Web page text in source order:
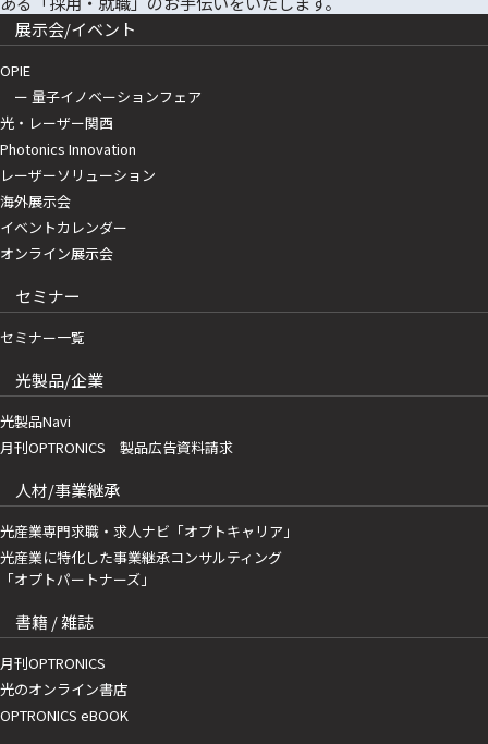
展示会/イベント
OPIE
ー 量子イノベーションフェア
光・レーザー関西
Photonics Innovation
レーザーソリューション
海外展示会
イベントカレンダー
オンライン展示会
セミナー
セミナー一覧
光製品/企業
光製品Navi
月刊OPTRONICS 製品広告資料請求
人材/事業継承
光産業専門求職・求人ナビ「オプトキャリア」
光産業に特化した事業継承コンサルティング
「オプトパートナーズ」
書籍 / 雑誌
月刊OPTRONICS
光のオンライン書店
OPTRONICS eBOOK